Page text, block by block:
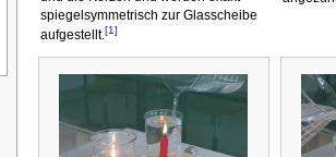
spiegelsymmetrisch zur Glasscheibe
aufgestellt.[1]